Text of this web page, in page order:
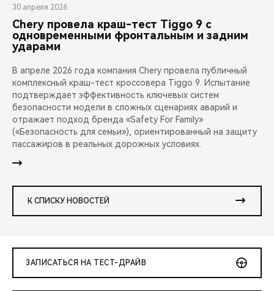
30 апреля 2026
Chery провела краш-тест Tiggo 9 с
одновременными фронтальным и задним
ударами
В апреле 2026 года компания Chery провела публичный
комплексный краш-тест кроссовера Tiggo 9. Испытание
подтверждает эффективность ключевых систем
безопасности модели в сложных сценариях аварий и
отражает подход бренда «Safety For Family»
(«Безопасность для семьи»), ориентированный на защиту
пассажиров в реальных дорожных условиях.
К СПИСКУ НОВОСТЕЙ
ЗАПИСАТЬСЯ НА ТЕСТ-ДРАЙВ